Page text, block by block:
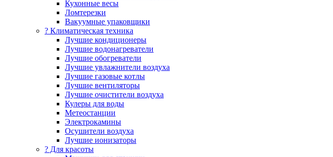
Кухонные весы
Ломтерезки
Вакуумные упаковщики
?️ Климатическая техника
Лучшие кондиционеры
Лучшие водонагреватели
Лучшие обогреватели
Лучшие увлажнители воздуха
Лучшие газовые котлы
Лучшие вентиляторы
Лучшие очистители воздуха
Кулеры для воды
Метеостанции
Электрокамины
Осушители воздуха
Лучшие ионизаторы
? Для красоты